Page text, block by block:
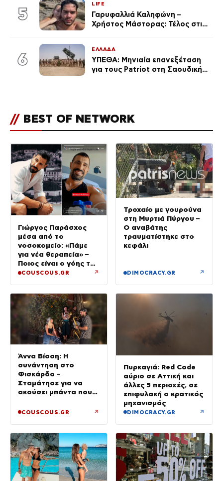
5
LIFE
Γαρυφαλλιά Καληφώνη –
Χρήστος Μάστορας: Τέλος στις
6
ΕΛΛΑΔΑ
ΥΠΕΘΑ: Μηνιαία επανεξέταση
για τους Patriot στη Σαουδική
// BEST OF NETWORK
Γιώργος Παράσχος
μέσα από το
νοσοκομείο: «Πάμε
για νέα θεραπεία» –
Ποιος είναι ο γόης της
Μενεγάκη που δίνει
COUSCOUS.GR ↗
Τροχαίο με γουρούνα
στη Μυρτιά Πύργου –
Ο αναβάτης
τραυματίστηκε στο
κεφάλι
DIMOCRACY.GR ↗
Άννα Βίσση: Η
συνάντηση στο
Φισκάρδο –
Σταμάτησε για να
ακούσει μπάντα που
COUSCOUS.GR ↗
Πυρκαγιά: Red Code
αύριο σε Αττική και
άλλες 5 περιοχές, σε
επιφυλακή ο κρατικός
μηχανισμός
DIMOCRACY.GR ↗